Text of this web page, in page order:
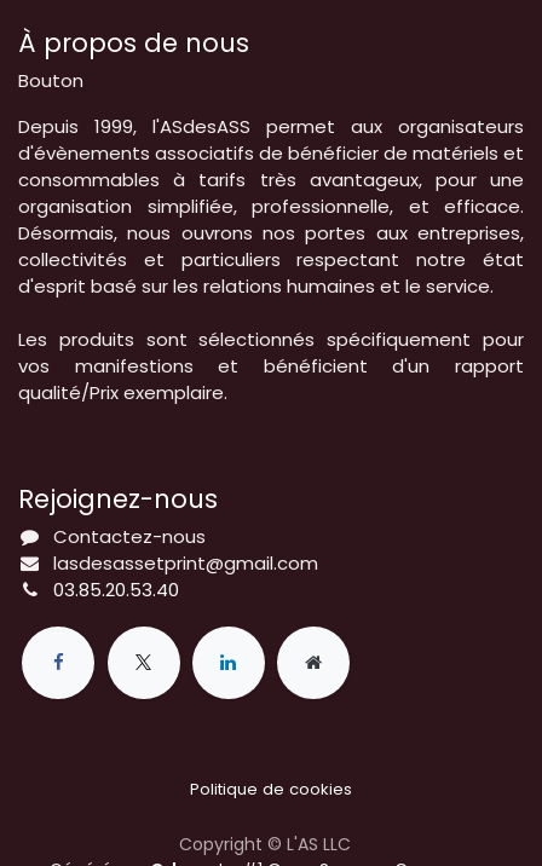
À propos de nous
Bouton
Depuis 1999, l'ASdesASS permet aux organisateurs
d'évènements associatifs de bénéficier de matériels et
consommables à tarifs très avantageux, pour une
organisation simplifiée, professionnelle, et efficace.
Désormais, nous ouvrons nos portes aux entreprises,
collectivités et particuliers respectant notre état
d'esprit basé sur les relations humaines et le service.
Les produits sont sélectionnés spécifiquement pour
vos manifestions et bénéficient d'un rapport
qualité/Prix exemplaire.
Rejoignez-nous
Contactez-nous
lasdesassetprint@gmail.com
03.85.20.53.40
Politique de cookies
Copyright © L'AS LLC